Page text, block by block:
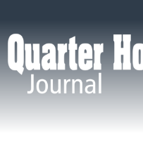
Quarter
Horse